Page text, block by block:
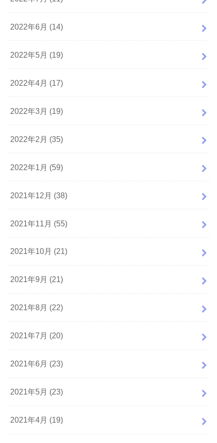
2022年6月 (14)
2022年5月 (19)
2022年4月 (17)
2022年3月 (19)
2022年2月 (35)
2022年1月 (59)
2021年12月 (38)
2021年11月 (55)
2021年10月 (21)
2021年9月 (21)
2021年8月 (22)
2021年7月 (20)
2021年6月 (23)
2021年5月 (23)
2021年4月 (19)